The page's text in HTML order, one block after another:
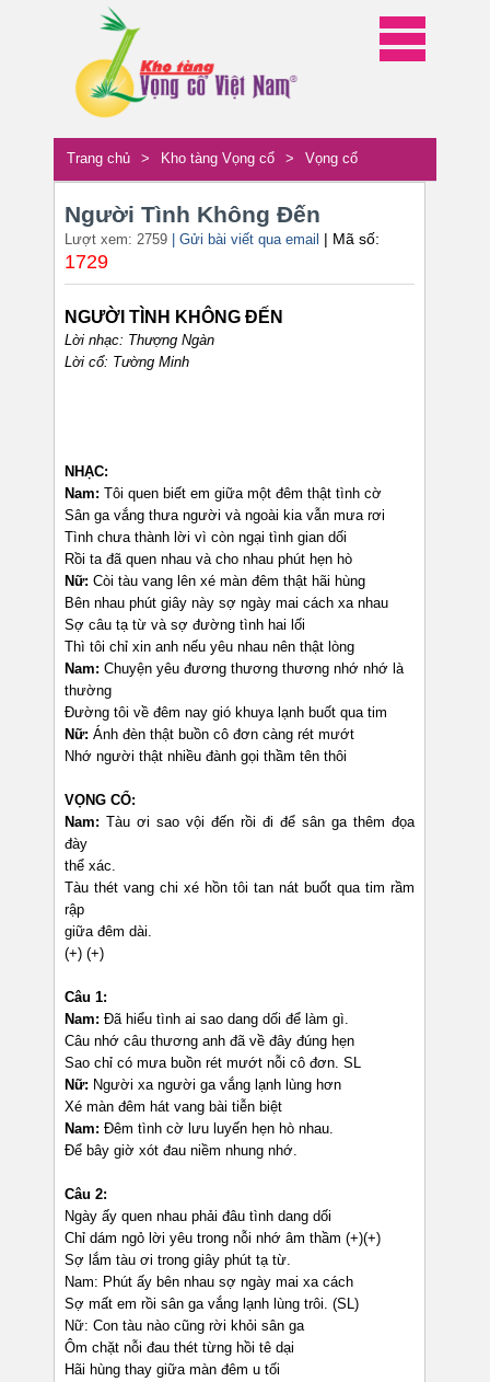
Trang chủ > Kho tàng Vọng cổ > Vọng cổ
Người Tình Không Đến
Lượt xem: 2759 | Gửi bài viết qua email | Mã số:
1729
NGƯỜI TÌNH KHÔNG ĐẾN
Lời nhạc: Thượng Ngàn
Lời cổ: Tường Minh
NHẠC:
Nam: Tôi quen biết em giữa một đêm thật tình cờ
Sân ga vắng thưa người và ngoài kia vẫn mưa rơi
Tình chưa thành lời vì còn ngại tình gian dối
Rồi ta đã quen nhau và cho nhau phút hẹn hò
Nữ: Còi tàu vang lên xé màn đêm thật hãi hùng
Bên nhau phút giây này sợ ngày mai cách xa nhau
Sợ câu tạ từ và sợ đường tình hai lối
Thì tôi chỉ xin anh nếu yêu nhau nên thật lòng
Nam: Chuyện yêu đương thương thương nhớ nhớ là
thường
Đường tôi về đêm nay gió khuya lạnh buốt qua tim
Nữ: Ánh đèn thật buồn cô đơn càng rét mướt
Nhớ người thật nhiều đành gọi thầm tên thôi
VỌNG CỔ:
Nam: Tàu ơi sao vội đến rồi đi để sân ga thêm đọa
đày
thể xác.
Tàu thét vang chi xé hồn tôi tan nát buốt qua tim rầm
rập
giữa đêm dài.
(+) (+)
Câu 1:
Nam: Đã hiểu tình ai sao dang dối để làm gì.
Câu nhớ câu thương anh đã về đây đúng hẹn
Sao chỉ có mưa buồn rét mướt nỗi cô đơn. SL
Nữ: Người xa người ga vắng lạnh lùng hơn
Xé màn đêm hát vang bài tiễn biệt
Nam: Đêm tình cờ lưu luyến hẹn hò nhau.
Để bây giờ xót đau niềm nhung nhớ.
Câu 2:
Ngày ấy quen nhau phải đâu tình dang dối
Chỉ dám ngỏ lời yêu trong nỗi nhớ âm thầm (+)(+)
Sợ lắm tàu ơi trong giây phút tạ từ.
Nam: Phút ấy bên nhau sợ ngày mai xa cách
Sợ mất em rồi sân ga vắng lạnh lùng trôi. (SL)
Nữ: Con tàu nào cũng rời khỏi sân ga
Ôm chặt nỗi đau thét từng hồi tê dại
Hãi hùng thay giữa màn đêm u tối